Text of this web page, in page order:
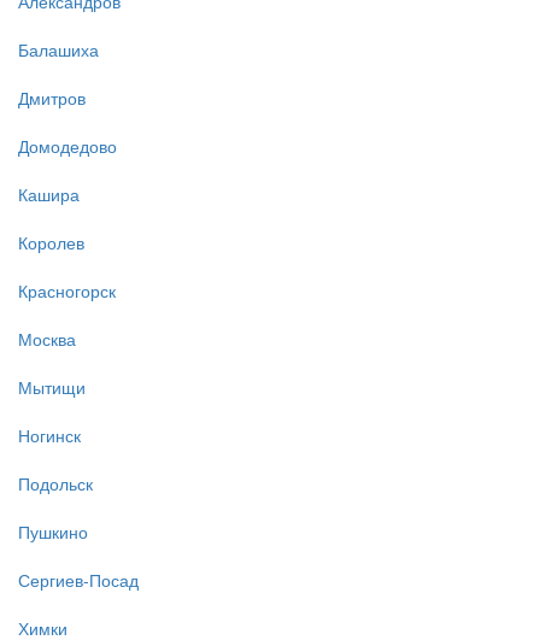
Балашиха
Дмитров
Домодедово
Кашира
Королев
Красногорск
Москва
Мытищи
Ногинск
Подольск
Пушкино
Сергиев-Посад
Химки